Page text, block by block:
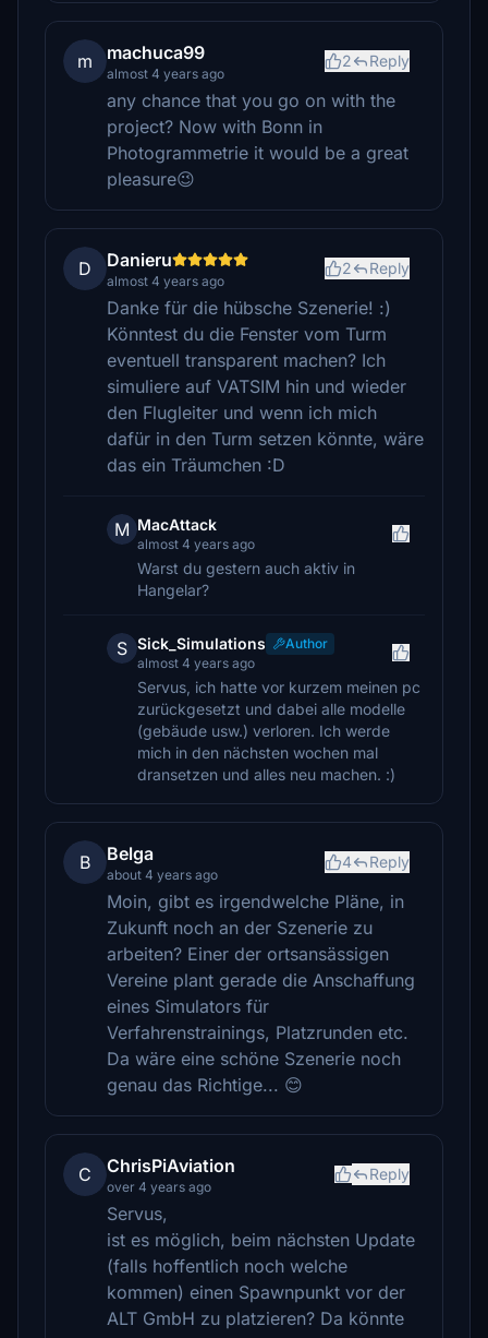
m machuca99
almost 4 years ago
2 Reply
any chance that you go on with the
project? Now with Bonn in
Photogrammetrie it would be a great
pleasure😉
D Danieru
almost 4 years ago
2 Reply
Danke für die hübsche Szenerie! :)
Könntest du die Fenster vom Turm
eventuell transparent machen? Ich
simuliere auf VATSIM hin und wieder
den Flugleiter und wenn ich mich
dafür in den Turm setzen könnte, wäre
das ein Träumchen :D
M MacAttack
almost 4 years ago
Warst du gestern auch aktiv in
Hangelar?
S Sick_Simulations
Author
almost 4 years ago
Servus, ich hatte vor kurzem meinen pc
zurückgesetzt und dabei alle modelle
(gebäude usw.) verloren. Ich werde
mich in den nächsten wochen mal
dransetzen und alles neu machen. :)
B Belga
about 4 years ago
4 Reply
Moin, gibt es irgendwelche Pläne, in
Zukunft noch an der Szenerie zu
arbeiten? Einer der ortsansässigen
Vereine plant gerade die Anschaffung
eines Simulators für
Verfahrenstrainings, Platzrunden etc.
Da wäre eine schöne Szenerie noch
genau das Richtige... 😊
C ChrisPiAviation
over 4 years ago
Reply
Servus,
ist es möglich, beim nächsten Update
(falls hoffentlich noch welche
kommen) einen Spawnpunkt vor der
ALT GmbH zu platzieren? Da könnte